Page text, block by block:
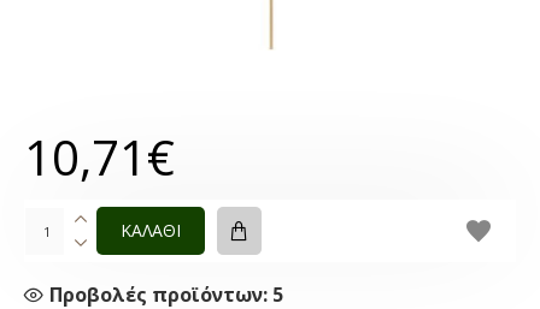
Προβολές προϊόντων: 5
10,71€
ΚΑΛΑΘΙ